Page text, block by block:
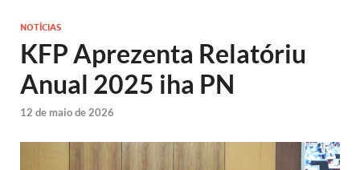
NOTÍCIAS
KFP Aprezenta Relatóriu
Anual 2025 iha PN
12 de maio de 2026